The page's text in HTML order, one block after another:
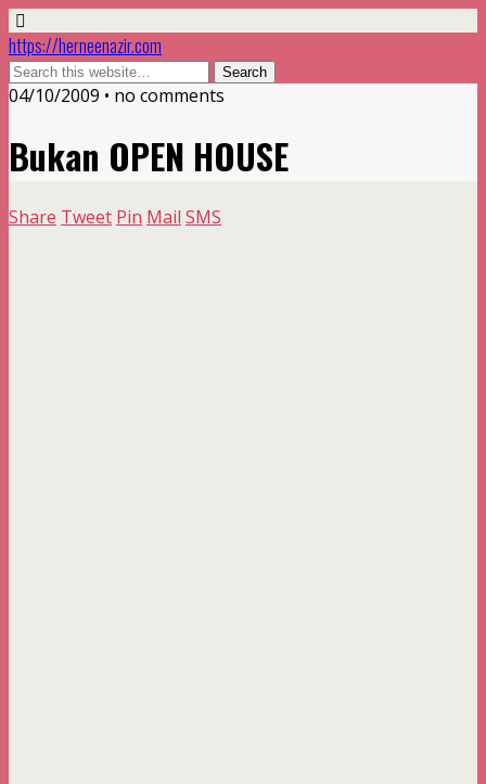
https://herneenazir.com
04/10/2009 • no comments
Bukan OPEN HOUSE
Share Tweet Pin Mail SMS